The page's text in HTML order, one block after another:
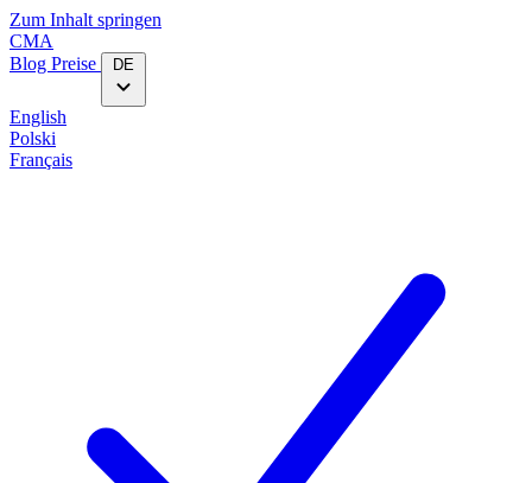
Zum Inhalt springen
CMA
Blog‎ Preise DE
English
Polski
Français